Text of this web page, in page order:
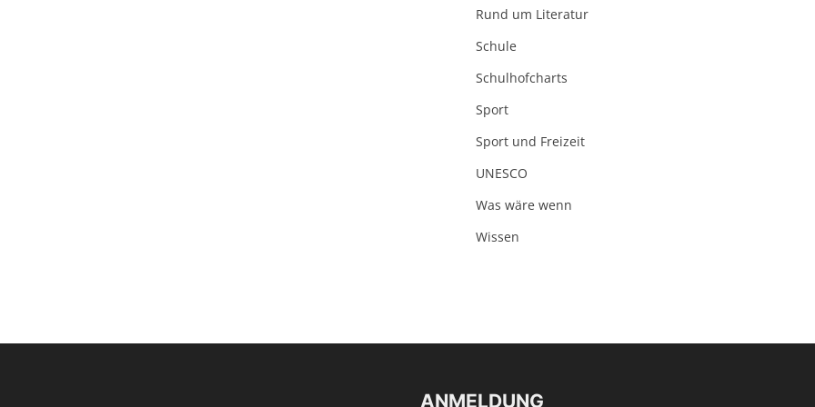
Rund um Literatur
Schule
Schulhofcharts
Sport
Sport und Freizeit
UNESCO
Was wäre wenn
Wissen
ANMELDUNG